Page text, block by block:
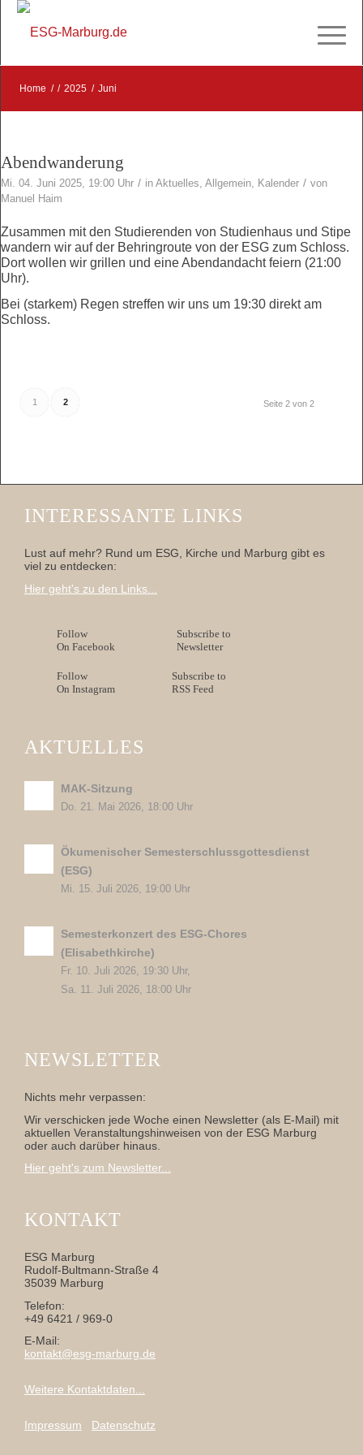
Home / / 2025 / Juni
Abendwanderung
Mi. 04. Juni 2025, 19:00 Uhr / in Aktuelles, Allgemein, Kalender / von
Manuel Haim
Zusammen mit den Studierenden von Studienhaus und Stipe
wandern wir auf der Behringroute von der ESG zum Schloss.
Dort wollen wir grillen und eine Abendandacht feiern (21:00
Uhr).
Bei (starkem) Regen streffen wir uns um 19:30 direkt am
Schloss.
Seite 2 von 2
1 2
INTERESSANTE LINKS
Lust auf mehr? Rund um ESG, Kirche und Marburg gibt es
viel zu entdecken:
Hier geht's zu den Links...
Follow
On Facebook
Subscribe to
Newsletter
Follow
On Instagram
Subscribe to
RSS Feed
AKTUELLES
MAK-Sitzung
Do. 21. Mai 2026, 18:00 Uhr
Ökumenischer Semesterschlussgottesdienst
(ESG)
Mi. 15. Juli 2026, 19:00 Uhr
Semesterkonzert des ESG-Chores
(Elisabethkirche)
Fr. 10. Juli 2026, 19:30 Uhr,
Sa. 11. Juli 2026, 18:00 Uhr
NEWSLETTER
Nichts mehr verpassen:
Wir verschicken jede Woche einen Newsletter (als E-Mail) mit
aktuellen Veranstaltungshinweisen von der ESG Marburg
oder auch darüber hinaus.
Hier geht's zum Newsletter...
KONTAKT
ESG Marburg
Rudolf-Bultmann-Straße 4
35039 Marburg
Telefon:
+49 6421 / 969-0
E-Mail:
kontakt@esg-marburg.de
Weitere Kontaktdaten...
Impressum Datenschutz